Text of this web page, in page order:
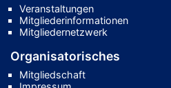
Veranstaltungen
Mitgliederinformationen
Mitgliedernetzwerk
Organisatorisches
Mitgliedschaft